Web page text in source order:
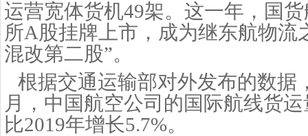
运营宽体货机49架。这一年，国
所A股挂牌上市，成为继东航物流
混改第二股”。
根据交通运输部对外发布的数据
月，中国航空公司的国际航线货
比2019年增长5.7%。